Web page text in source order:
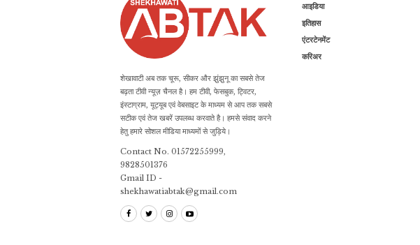
शेखावाटी अब तक चूरू, सीकर और झुंझुनू का सबसे तेज
बढ़ता टीवी न्यूज़ चैनल है। हम टीवी, फेसबुक, ट्विटर,
इंस्टाग्राम, यूट्यूब एवं वेबसाइट के माध्यम से आप तक सबसे
सटीक एवं तेज खबरें उपलब्ध करवाते है। हमसे संवाद करने
हेतु हमारे सोशल मीडिया माध्यमों से जुड़िये।
Contact No. 01572255999,
9828501376
Gmail ID -
shekhawatiabtak@gmail.com
आइडिया
इतिहास
एंटरटेनमेंट
करिअर